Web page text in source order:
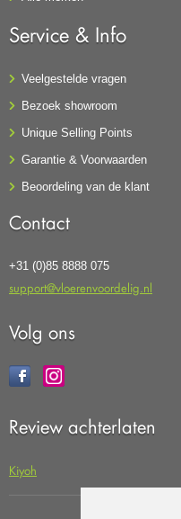
Service & Info
Veelgestelde vragen
Bezoek showroom
Unique Selling Points
Garantie & Voorwaarden
Beoordeling van de klant
Contact
+31 (0)85 8888 075
support@vloerenvoordelig.nl
Volg ons
Review achterlaten
Kiyoh